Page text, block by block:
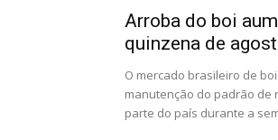
Arroba do boi
quinzena de
O mercado brasileiro de
manutenção do padrão de
parte do país durante a